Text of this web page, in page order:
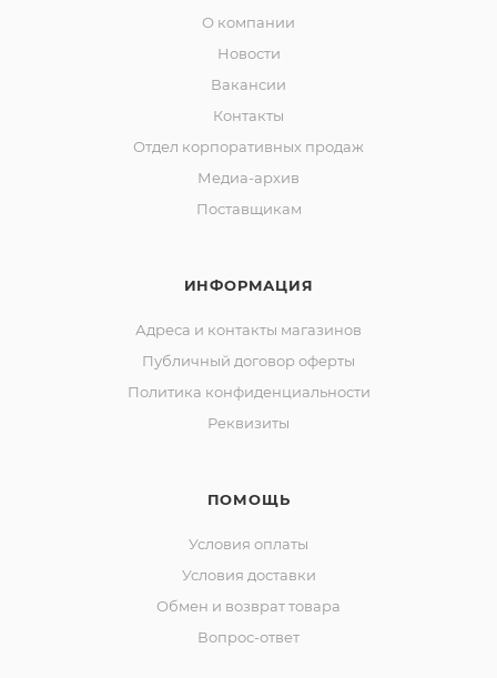
О компании
Новости
Вакансии
Контакты
Отдел корпоративных продаж
Медиа-архив
Поставщикам
ИНФОРМАЦИЯ
Адреса и контакты магазинов
Публичный договор оферты
Политика конфиденциальности
Реквизиты
ПОМОЩЬ
Условия оплаты
Условия доставки
Обмен и возврат товара
Вопрос-ответ